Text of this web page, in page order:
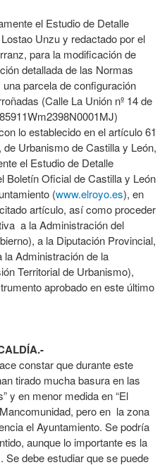
el Estudio de Detalle
Unzu y redactado por el
para la modificación de
detallada de las Normas
parcela de configuración
(Calle La Unión nº 14 de
lo establecido en el artículo 61
Urbanismo de Castilla y León,
el Estudio de Detalle
Boletín Oficial de Castilla y León
(www.elroyo.es), en
artículo, así como proceder
a la Administración del
a la Diputación Provincial,
la Administración de la
Territorial de Urbanismo),
aprobado en este último
constar que durante este
tirado mucha basura en las
y en menor medida en “El
pero en la zona
el Ayuntamiento. Se podría
aunque lo importante es la
debe estudiar que se puede